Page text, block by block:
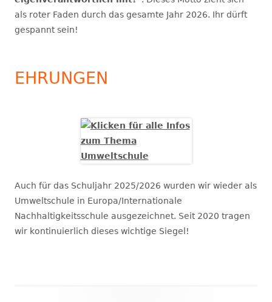
als roter Faden durch das gesamte Jahr 2026. Ihr dürft
gespannt sein!
EHRUNGEN
Auch für das Schuljahr 2025/2026 wurden wir wieder als
Umweltschule in Europa/Internationale
Nachhaltigkeitsschule ausgezeichnet. Seit 2020 tragen
wir kontinuierlich dieses wichtige Siegel!